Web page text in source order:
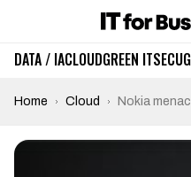
DATA / IACLOUDGREEN ITSECU
Home Cloud Nokia